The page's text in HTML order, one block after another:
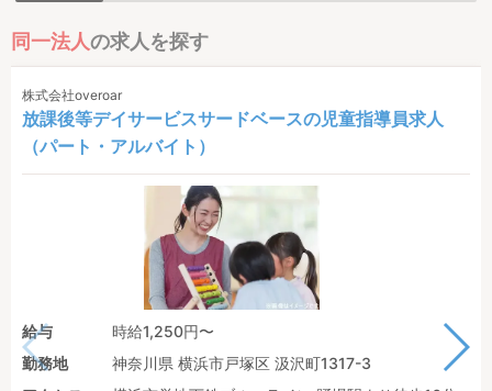
同一法人の求人を探す
株式会社overoar
放課後等デイサービスサードベースの児童指導員求人
（パート・アルバイト）
給与
時給1,250円〜
勤務地
神奈川県 横浜市戸塚区 汲沢町1317-3